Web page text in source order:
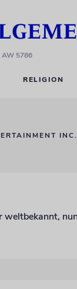
AW 5786
RELIGION
INC.